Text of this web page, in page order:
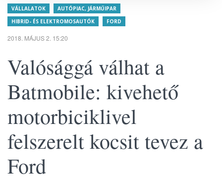
VÁLLALATOK
AUTÓPIAC, JÁRMŰIPAR
HIBRID- ÉS ELEKTROMOSAUTÓK
FORD
2018. MÁJUS 2. 15:20
Valósággá válhat a
Batmobile: kivehető
motorbiciklivel
felszerelt kocsit tevez a
Ford